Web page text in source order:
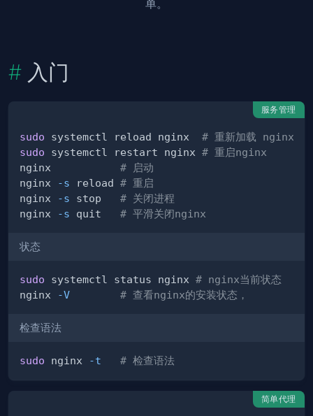
单。
入门
服务管理
sudo systemctl reload nginx # 重新加载 nginx
sudo systemctl restart nginx # 重启nginx
nginx # 启动
nginx
-s reload # 重启
nginx
-s stop # 关闭进程
nginx
-s quit # 平滑关闭nginx
状态
sudo systemctl status nginx # nginx当前状态
nginx
-V # 查看nginx的安装状态，
检查语法
sudo nginx -t # 检查语法
简单代理